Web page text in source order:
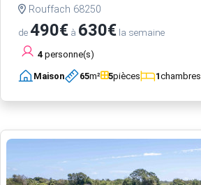
Rouffach 68250
de490€ à 630€ la semaine
4 personne(s)
Maison 65m² 5pièces 1chambres